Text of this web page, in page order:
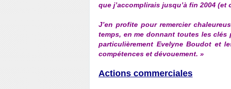
que j’accomplirais jusqu’à fin 2004
J’en profite pour remercier
temps, en me donnant toutes les clés
particulièrement Evelyne Boudot et
compétences et dévouement. »
Actions commerciales